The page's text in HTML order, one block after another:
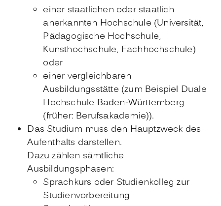
einer staatlichen oder staatlich
anerkannten Hochschule (Universität,
Pädagogische Hochschule,
Kunsthochschule, Fachhochschule)
oder
einer vergleichbaren
Ausbildungsstätte (zum Beispiel Duale
Hochschule Baden-Württemberg
(früher: Berufsakademie)).
Das Studium muss den Hauptzweck des
Aufenthalts darstellen.
Dazu zählen sämtliche
Ausbildungsphasen:
Sprachkurs oder Studienkolleg zur
Studienvorbereitung